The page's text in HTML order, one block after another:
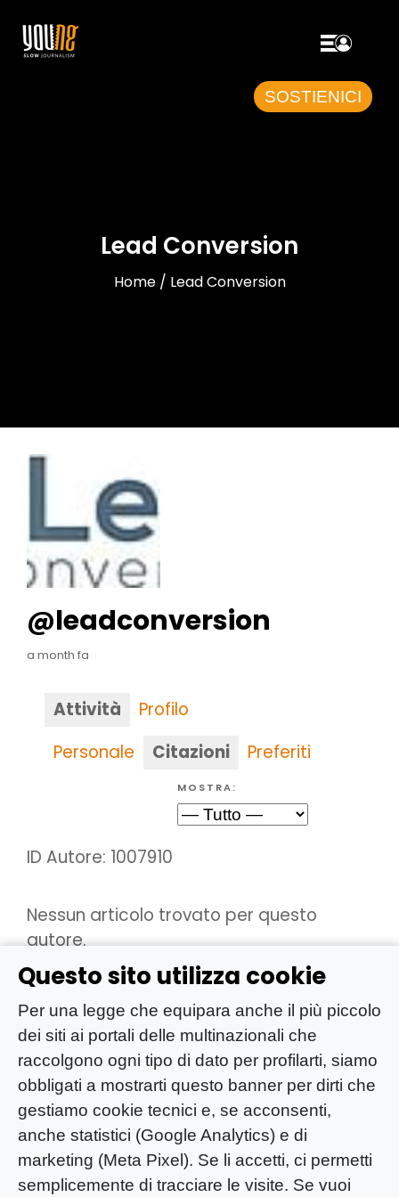
Questo sito utilizza cookie
Per una legge che equipara anche il più piccolo
dei siti ai portali delle multinazionali che
raccolgono ogni tipo di dato per profilarti, siamo
obbligati a mostrarti questo banner per dirti che
gestiamo cookie tecnici e, se acconsenti,
anche statistici (Google Analytics) e di
marketing (Meta Pixel). Se li accetti, ci permetti
semplicemente di tracciare le visite. Se vuoi
SOSTIENICI
Lead Conversion
Home / Lead Conversion
@leadconversion
a month fa
Attività
Profilo
Personale
Citazioni Preferiti
MOSTRA:
ID Autore: 1007910
Nessun articolo trovato per questo
autore.